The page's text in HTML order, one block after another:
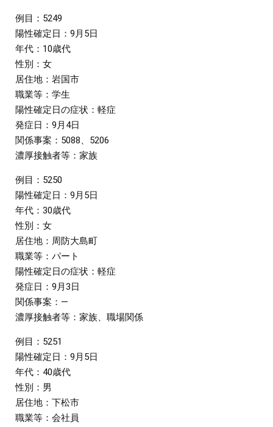
例目：5249
陽性確定日：9月5日
年代：10歳代
性別：女
居住地：岩国市
職業等：学生
陽性確定日の症状：軽症
発症日：9月4日
関係事案：5088、5206
濃厚接触者等：家族
例目：5250
陽性確定日：9月5日
年代：30歳代
性別：女
居住地：周防大島町
職業等：パート
陽性確定日の症状：軽症
発症日：9月3日
関係事案：―
濃厚接触者等：家族、職場関係
例目：5251
陽性確定日：9月5日
年代：40歳代
性別：男
居住地：下松市
職業等：会社員